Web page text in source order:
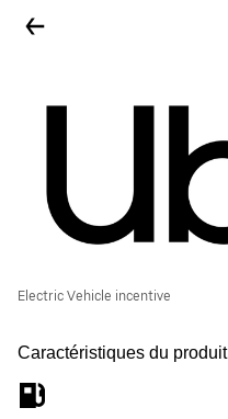
Electric Vehicle incentive
Caractéristiques du produit